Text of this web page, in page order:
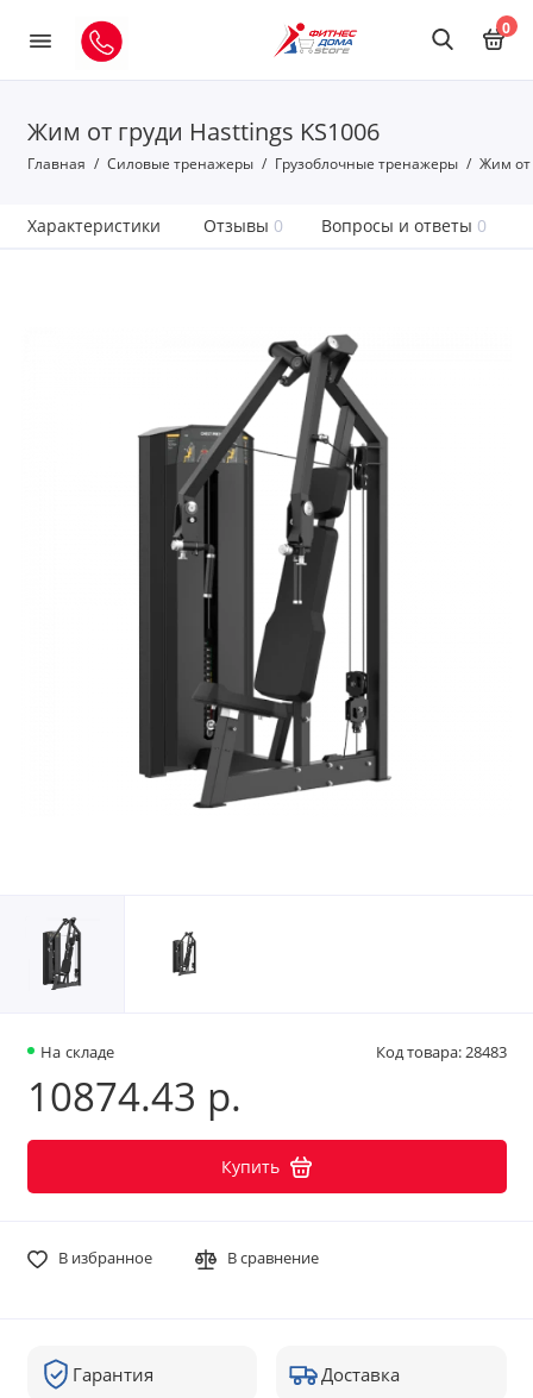
0
Жим от груди Hasttings KS1006
Главная Силовые тренажеры Грузоблочные тренажеры Жим от
Характеристики Отзывы 0 Вопросы и ответы 0
На складе Код товара: 28483
10874.43 р.
Купить
В избранное В сравнение
Гарантия Доставка